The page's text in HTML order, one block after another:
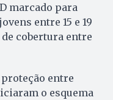
marcado para
entre 15 e 19
cobertura entre
proteção entre
o esquema